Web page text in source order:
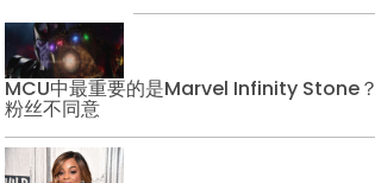
MCU中最重要的是Marvel Infinity Stone？
粉丝不同意